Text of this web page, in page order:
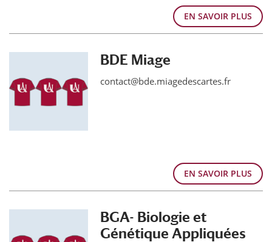
EN SAVOIR PLUS
BDE Miage
contact@bde.miagedescartes.fr
EN SAVOIR PLUS
BGA- Biologie et
Génétique Appliquées